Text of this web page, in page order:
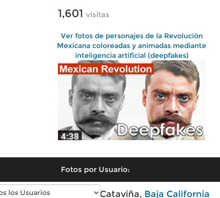
1,601 visitas
Ver fotos de personajes de la Revolución
Mexicana coloreadas y animadas mediante
inteligencia artificial (deepfakes)
Fotos por Usuario:
Fotos modernas de Cataviña, Baja California